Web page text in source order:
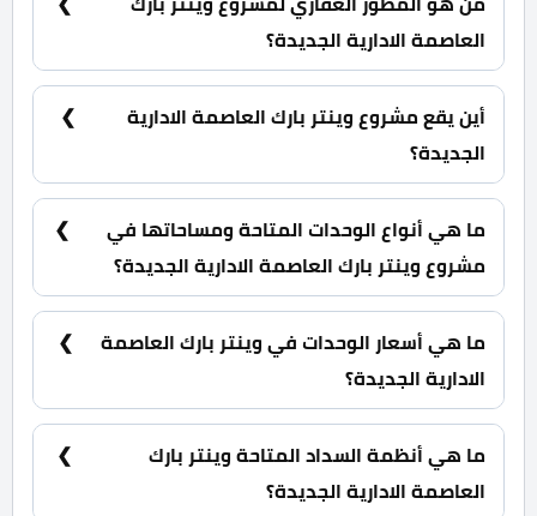
العاصمة الادارية الجديدة؟
شركة دومينار للتطوير والاستثثمار العقاري Dominar
Development.
أين يقع مشروع وينتر بارك العاصمة الادارية
الجديدة؟
وينتر بارك العاصمة الادارية الجديدة بقلب الحي السكني
الثامن R8 في القطعة رقم M4.
ما هي أنواع الوحدات المتاحة ومساحاتها في
مشروع وينتر بارك العاصمة الادارية الجديدة؟
شقق سكنية وشقق فندقية بمساحات تبدأ من 30 متر
مربع.
ما هي أسعار الوحدات في وينتر بارك العاصمة
الادارية الجديدة؟
بأسعار تبدأ من 1,800,000 جنية.
ما هي أنظمة السداد المتاحة وينتر بارك
العاصمة الادارية الجديدة؟